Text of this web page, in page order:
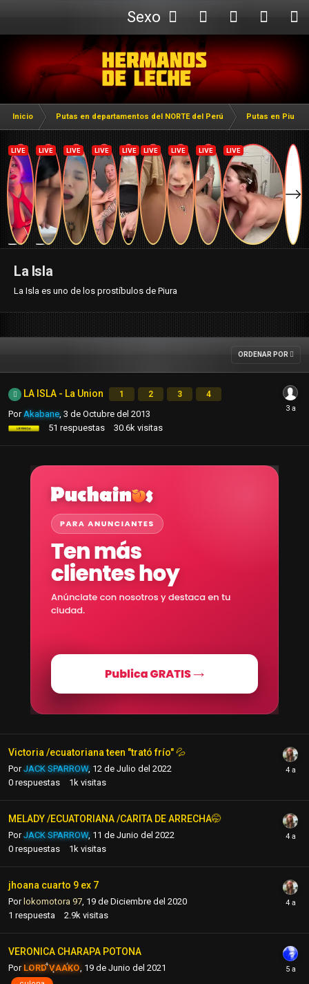
Sexo
Webcam
Inicio Putas en departamentos del NORTE del Perú Putas en Piura
La Isla
La Isla es uno de los prostíbulos de Piura
ORDENAR POR
LA ISLA - La Union 1 2 3 4
PorAkabane, 3 de Octubre del 2013
51 respuestas 30.6k visitas
Victoria /ecuatoriana teen "trató frío" 💦
PorJACK SPARROW, 12 de Julio del 2022
0 respuestas 1k visitas
MELADY /ECUATORIANA /CARITA DE ARRECHA🤭
PorJACK SPARROW, 11 de Junio del 2022
0 respuestas 1k visitas
jhoana cuarto 9 ex 7
Porlokomotora 97 19 de Diciembre del 2020
1 respuesta 2.9k visitas
VERONICA CHARAPA POTONA
Por LORD VAAKO 19 de Junio del 2021